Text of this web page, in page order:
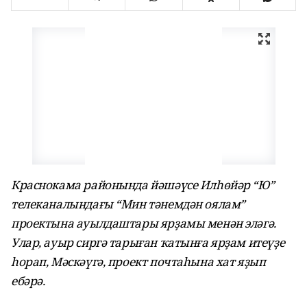
Краснокама районында йәшәүсе Илһөйәр “Ю”
телеканалындағы “Мин тәнемдән оялам”
проектына ауылдаштары ярҙамы менән эләгә.
Улар, ауыр сиргә тарыған ҡатынға ярҙам итеүҙе
һорап, Мәскәүгә, проект почтаһына хат яҙып
ебәрә.